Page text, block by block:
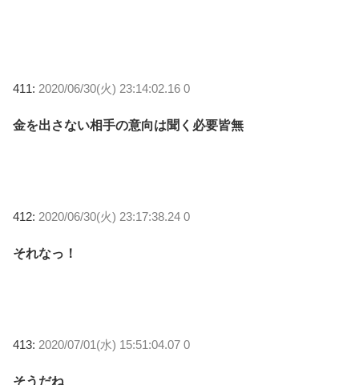
411: 2020/06/30(火) 23:14:02.16 0
金を出さない相手の意向は聞く必要皆無
412: 2020/06/30(火) 23:17:38.24 0
それなっ！
413: 2020/07/01(水) 15:51:04.07 0
そうだね